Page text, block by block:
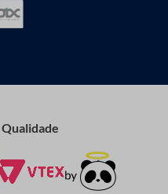
Qualidade